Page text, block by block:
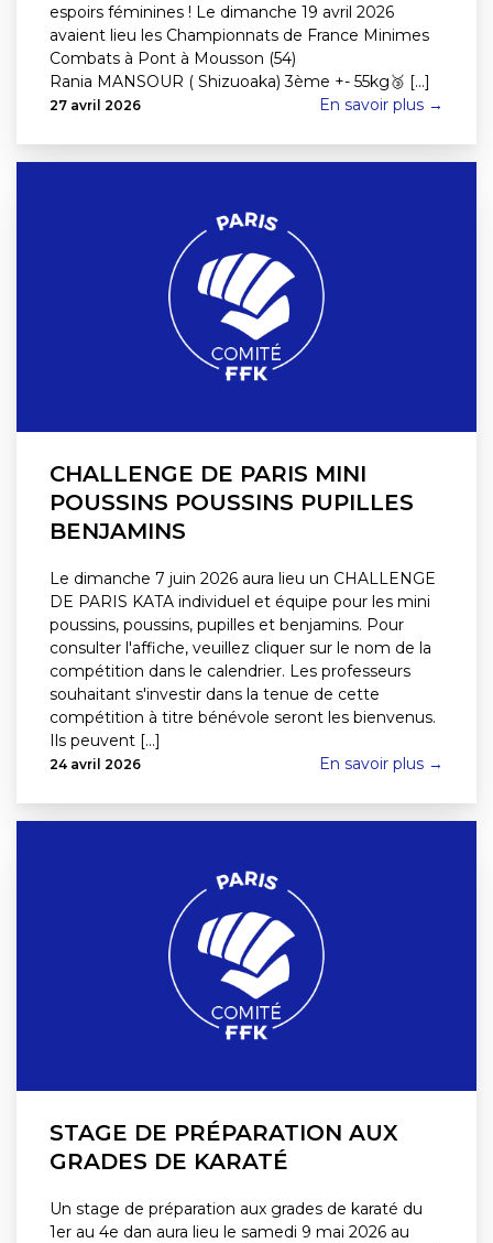
espoirs féminines ! Le dimanche 19 avril 2026
avaient lieu les Championnats de France Minimes
Combats à Pont à Mousson (54)
Rania MANSOUR ( Shizuoaka) 3ème +- 55kg🥉 [...]
27 avril 2026 En savoir plus →
CHALLENGE DE PARIS MINI
POUSSINS POUSSINS PUPILLES
BENJAMINS
Le dimanche 7 juin 2026 aura lieu un CHALLENGE
DE PARIS KATA individuel et équipe pour les mini
poussins, poussins, pupilles et benjamins. Pour
consulter l'affiche, veuillez cliquer sur le nom de la
compétition dans le calendrier. Les professeurs
souhaitant s'investir dans la tenue de cette
compétition à titre bénévole seront les bienvenus.
Ils peuvent [...]
24 avril 2026 En savoir plus →
STAGE DE PRÉPARATION AUX
GRADES DE KARATÉ
Un stage de préparation aux grades de karaté du
1er au 4e dan aura lieu le samedi 9 mai 2026 au